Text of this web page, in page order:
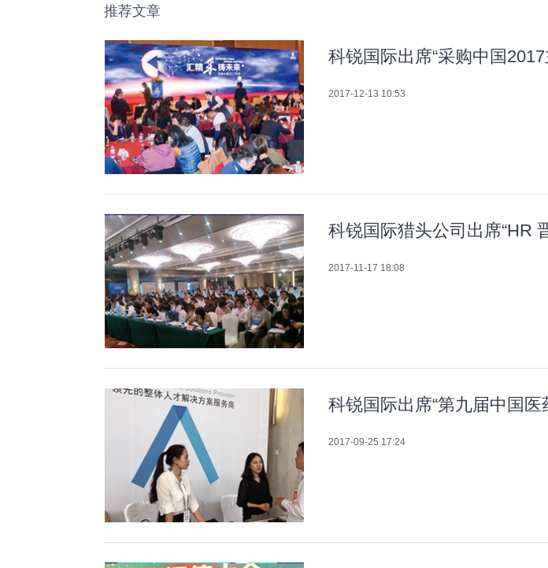
推荐文章
科锐国际出席“采购中国
2017-12-13 10:53
科锐国际猎头公司出席“HR
2017-11-17 18:08
科锐国际出席“第九届中国
2017-09-25 17:24